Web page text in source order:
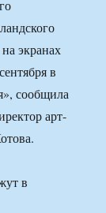
экранах
в
сообщила
арт-